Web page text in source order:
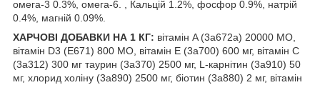
омега-3 0.3%, омега-6. , Кальцій 1.2%, фосфор 0.9%, натрій
0.4%, магній 0.09%.
ХАРЧОВІ ДОБАВКИ НА 1 КГ: вітамін A (3a672a) 20000 МО,
вітамін D3 (E671) 800 МО, вітамін E (3a700) 600 мг, вітамін C
(3a312) 300 мг таурин (3a370) 2500 мг, L-карнітин (3a910) 50
мг, хлорид холіну (3a890) 2500 мг, біотин (3a880) 2 мг, вітамін